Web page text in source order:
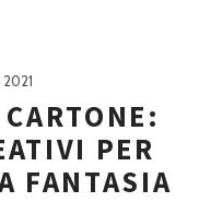
2021
PER
FANTASIA